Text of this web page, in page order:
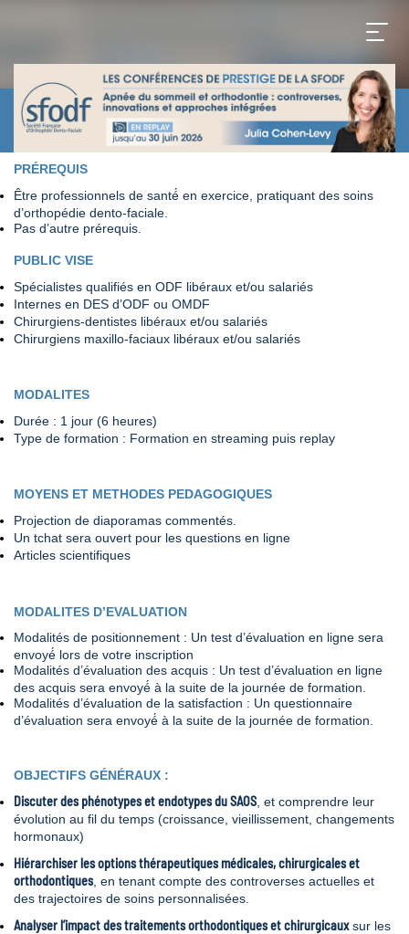
PRÉREQUIS
Être professionnels de santé́ en exercice, pratiquant des soins
d’orthopédie dento-faciale.
Pas d’autre prérequis.
PUBLIC VISE
Spécialistes qualifiés en ODF libéraux et/ou salariés
Internes en DES d’ODF ou OMDF
Chirurgiens-dentistes libéraux et/ou salariés
Chirurgiens maxillo-faciaux libéraux et/ou salariés
MODALITES
Durée : 1 jour (6 heures)
Type de formation : Formation en streaming puis replay
MOYENS ET METHODES PEDAGOGIQUES
Projection de diaporamas commentés.
Un tchat sera ouvert pour les questions en ligne
Articles scientifiques
MODALITES D’EVALUATION
Modalités de positionnement : Un test d’évaluation en ligne sera
envoyé́ lors de votre inscription
Modalités d’évaluation des acquis : Un test d’évaluation en ligne
des acquis sera envoyé́ à la suite de la journée de formation.
Modalités d’évaluation de la satisfaction : Un questionnaire
d’évaluation sera envoyé́ à la suite de la journée de formation.
OBJECTIFS GÉNÉRAUX :
Discuter des phénotypes et endotypes du SAOS, et comprendre leur
évolution au fil du temps (croissance, vieillissement, changements
hormonaux)
Hiérarchiser les options thérapeutiques médicales, chirurgicales et
orthodontiques, en tenant compte des controverses actuelles et
des trajectoires de soins personnalisées.
Analyser l’impact des traitements orthodontiques et chirurgicauxsur les